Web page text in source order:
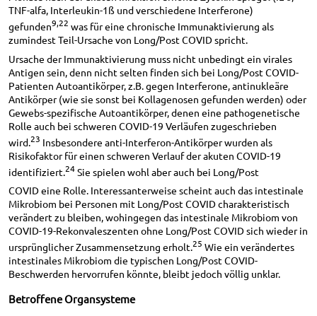
TNF-alfa, Interleukin-1ß und verschiedene Interferone)
gefunden9,22 was für eine chronische Immunaktivierung als
zumindest Teil-Ursache von Long/Post COVID spricht.
Ursache der Immunaktivierung muss nicht unbedingt ein virales
Antigen sein, denn nicht selten finden sich bei Long/Post COVID-
Patienten Autoantikörper, z.B. gegen Interferone, antinukleäre
Antikörper (wie sie sonst bei Kollagenosen gefunden werden) oder
Gewebs-spezifische Autoantikörper, denen eine pathogenetische
Rolle auch bei schweren COVID-19 Verläufen zugeschrieben
wird.23 Insbesondere anti-Interferon-Antikörper wurden als
Risikofaktor für einen schweren Verlauf der akuten COVID-19
identifiziert. 24Sie spielen wohl aber auch bei Long/Post
COVID eine Rolle. Interessanterweise scheint auch das intestinale
Mikrobiom bei Personen mit Long/Post COVID charakteristisch
verändert zu bleiben, wohingegen das intestinale Mikrobiom von
COVID-19-Rekonvaleszenten ohne Long/Post COVID sich wieder in
ursprünglicher Zusammensetzung erholt.25 Wie ein verändertes
intestinales Mikrobiom die typischen Long/Post COVID-
Beschwerden hervorrufen könnte, bleibt jedoch völlig unklar.
Betroffene Organsysteme